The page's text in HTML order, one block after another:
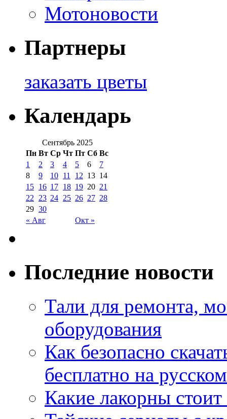
Мотоновости
Партнеры
заказать цветы
Календарь
Сентябрь 2025
Пн Вт Ср Чт Пт Сб Вс
« Авг Окт »
1 2 3 4 5 6
7
8
9 10 11 12 13 14
15 16 17 18 19 20 21
22
23 24 25 26 27 28
29 30
Последние новости
Тали для ремонта,
оборудования
Как безопасно
бесплатно на
Какие лакорны